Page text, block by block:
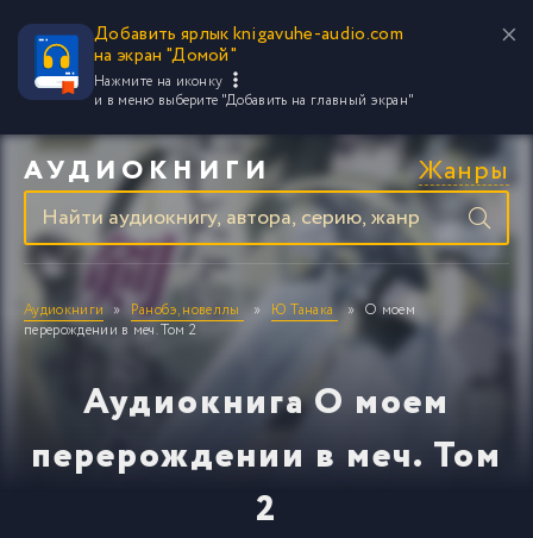
Добавить ярлык knigavuhe-audio.com
на экран "Домой"
Нажмите на иконку
и в меню выберите "Добавить на главный экран"
АУДИОКНИГИ Жанры
Аудиокниги Ранобэ, новеллы Ю Танака
О моем
перерождении в меч. Том 2
Аудиокнига О моем
перерождении в меч. Том
2